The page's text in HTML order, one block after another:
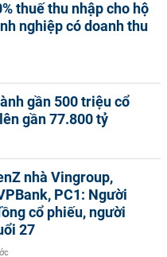
thuế thu nhập cho hộ
nghiệp có doanh thu
gần 500 triệu cổ
gần 77.800 tỷ
nhà Vingroup,
PC1: Người
cổ phiếu, người
27